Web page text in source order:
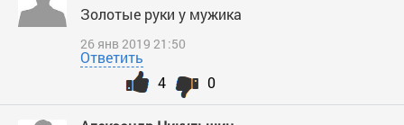
Золотые руки у мужика
26 янв 2019 21:50
Ответить
0
4